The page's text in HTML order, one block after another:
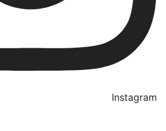
Instagram